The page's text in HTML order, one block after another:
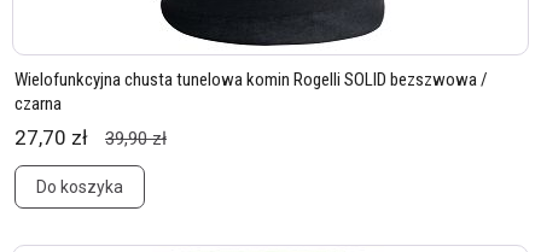
Wielofunkcyjna chusta tunelowa komin Rogelli SOLID bezszwowa /
czarna
27,70 zł 39,90 zł
Do koszyka